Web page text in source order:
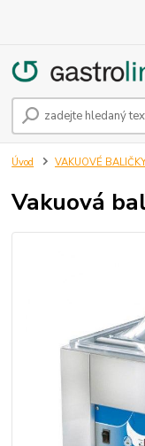
Úvod VAKUOVÉ
Vakuová